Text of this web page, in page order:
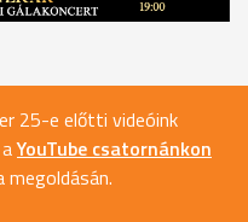
25-e előtti videóink
aYouTube csatornánkon
megoldásán.